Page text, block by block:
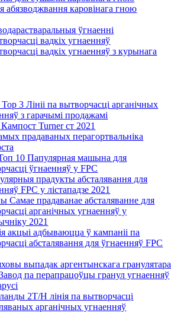
каровінага гною
ўгнаенні
вадкіх угнаенняў
вадкіх угнаенняў з курынага
3 Лініі па вытворчасці арганічных
з гарачымі продажамі
Turner ст 2021
прадаваных перагортвальніка
10 Папулярная машына для
ўгнаенняў у FPC
прадукты абсталявання для
FPC у лістападзе 2021
Самае прадаванае абсталяванне для
арганічных угнаенняў у
2021
акцыі адбываюцца ў кампаніі па
абсталявання для ўгнаенняў FPC
выпадак аргентынскага гранулятара
па перапрацоўцы гранул угнаенняў
2T/H лінія па вытворчасці
арганічных угнаенняў